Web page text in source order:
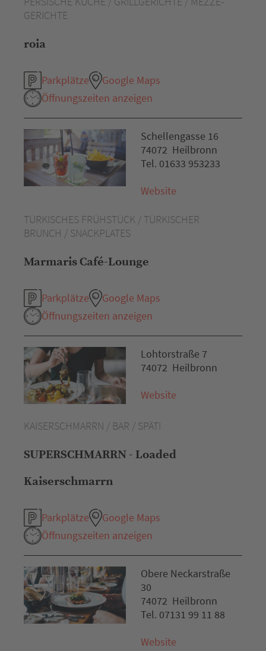
GERICHTE
roia
Parkplätze
Google Maps
Öffnungszeiten anzeigen
TÜRKISCHES FRÜHSTÜCK / TÜRKISCHER
BRUNCH / SNACKPLATES
Marmaris Café-Lounge
Parkplätze
Google Maps
Öffnungszeiten anzeigen
Schellengasse 16
74072 Heilbronn
Tel. 01633 953233
Website
KAISERSCHMARRN / BAR / SPÄTI
SUPERSCHMARRN - Loaded
Kaiserschmarrn
Parkplätze
Google Maps
Öffnungszeiten anzeigen
Lohtorstraße 7
74072 Heilbronn
Website
Obere Neckarstraße
30
74072 Heilbronn
Tel. 07131 99 11 88
Website